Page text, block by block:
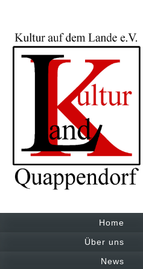
Home
Über uns
News